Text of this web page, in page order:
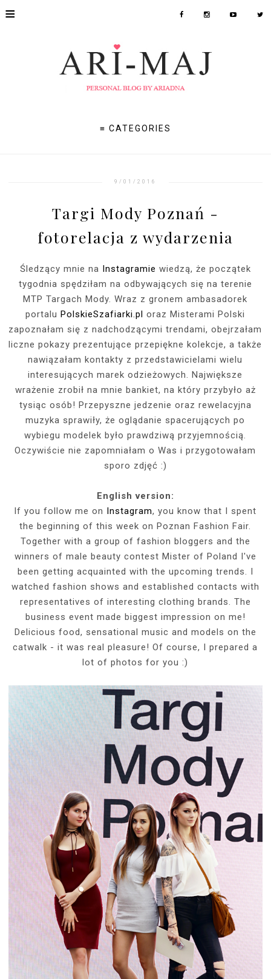
≡
≡ CATEGORIES
9/01/2016
Targi Mody Poznań -
fotorelacja z wydarzenia
Śledzący mnie na Instagramie wiedzą, że początek
tygodnia spędziłam na odbywających się na terenie
MTP Targach Mody. Wraz z gronem ambasadorek
portaluPolskieSzafiarki.pl oraz Misterami Polski
zapoznałam się z nadchodzącymi trendami, obejrzałam
liczne pokazy prezentujące przepiękne kolekcje, a także
nawiązałam kontakty z przedstawicielami wielu
interesujących marek odzieżowych. Największe
wrażenie zrobił na mnie bankiet, na który przybyło aż
tysiąc osób! Przepyszne jedzenie oraz rewelacyjna
muzyka sprawiły, że oglądanie spacerujących po
wybiegu modelek było prawdziwą przyjemnością.
Oczywiście nie zapomniałam o Was i przygotowałam
sporo zdjęć :)
English version:
If you follow me on Instagram, you know that I spent
the beginning of this week on Poznan Fashion Fair.
Together with a group of fashion bloggers and the
winners of male beauty contest Mister of Poland I've
been getting acquainted with the upcoming trends. I
watched fashion shows and established contacts with
representatives of interesting clothing brands. The
business event made biggest impression on me!
Delicious food, sensational music and models on the
catwalk - it was real pleasure! Of course, I prepared a
lot of photos for you :)